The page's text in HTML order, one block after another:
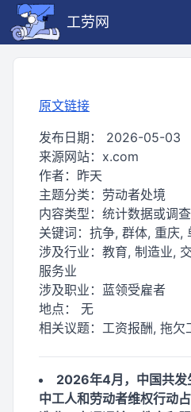
工劳网
原文链接
发布日期： 2026-05-03
来源网站： x.com
作者： 昨天
主题分类： 劳动者处境
内容类型： 统计数据或调
关键词： 抗争, 群体, 重庆,
涉及行业： 教育, 制造业,
服务业
涉及职业： 蓝领受雇者
地点： 无
相关议题： 工资报酬, 拖欠
2026年4月，中国共发
中工人和劳动者维权行动